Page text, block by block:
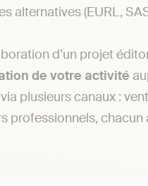
alternatives (EURL,
d’un projet
de votre activité
via plusieurs canaux :
professionnels,